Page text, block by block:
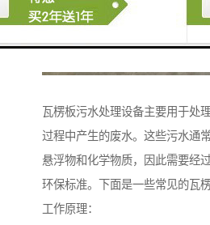
瓦楞板污水处理设备主要用于处
过程中产生的废水。这些污水通
悬浮物和化学物质，因此需要经
环保标准。下面是一些常见的瓦
工作原理：